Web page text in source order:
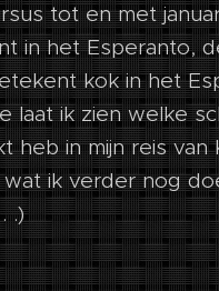
tot en met
in het Esperanto,
kok in het
laat ik zien welke
heb in mijn reis van
wat ik verder nog
.)